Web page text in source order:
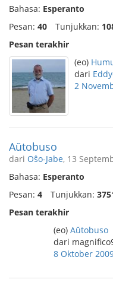
Bahasa: Esperanto
Pesan: 40 Tunjukkan:
Pesan terakhir
(eo)
dari
2
Aŭtobuso
dari Oŝo-Jabe, 13
Bahasa: Esperanto
Pesan: 4 Tunjukkan:
Pesan terakhir
(eo) Aŭtobuso
dari
8 Oktober